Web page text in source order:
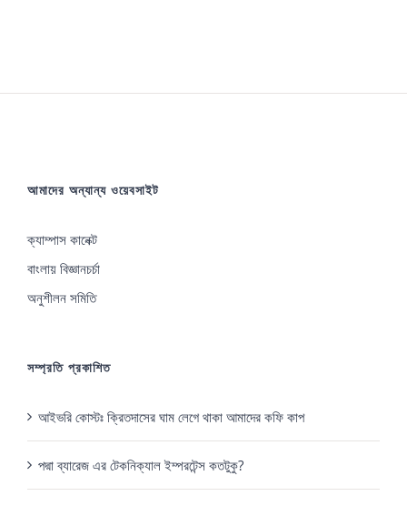
আমাদের অন্যান্য ওয়েবসাইট
ক্যাম্পাস কানেক্ট
বাংলায় বিজ্ঞানচর্চা
অনুশীলন সমিতি
সম্প্রতি প্রকাশিত
আইভরি কোস্টঃ ক্রিতদাসের ঘাম লেগে থাকা আমাদের কফি কাপ
পদ্মা ব্যারেজ এর টেকনিক্যাল ইম্পরটেন্স কতটুকু?